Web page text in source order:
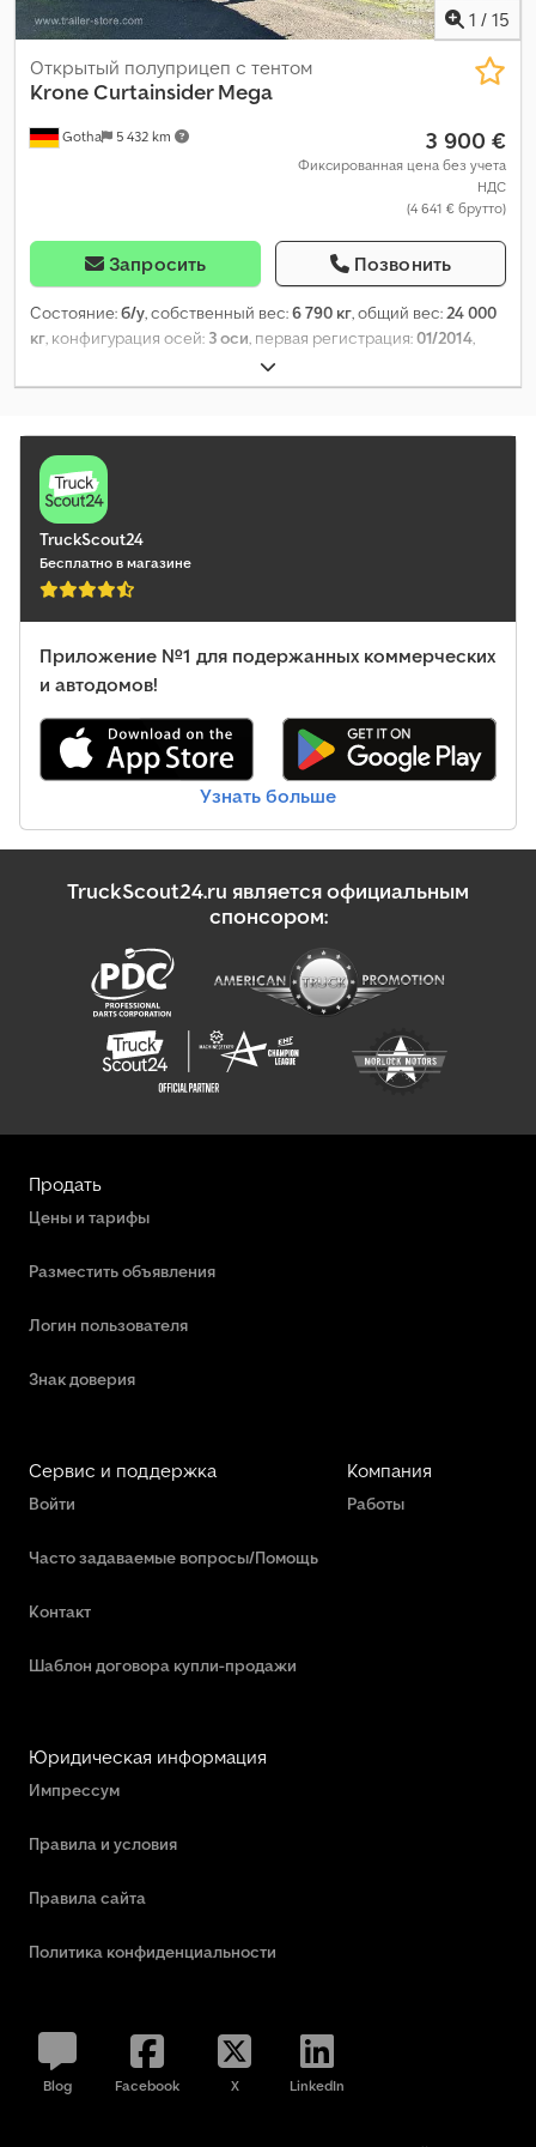
1 / 15
Gotha 5 432 km
Открытый полуприцеп с тентом
KroneCurtainsider Mega
3 900 €
Фиксированная цена без учета
НДС
(4 641 € брутто)
Запросить Позвонить
Состояние:б/у, собственный вес:6 790 кг, общий вес:24 000
кг, конфигурация осей: 3 оси, первая регистрация:01/2014,
13 620 мм
загрузки:2 480 мм, высота грузового отсека:2 800 мм, объем
шины:435/50 R19,5, цвет:синий, Год выпуска:2014, пробег:
762 992 км
TruckScout24
Бесплатно в магазине
Приложение №1 для подержанных коммерческих
и автодомов!
Узнать больше
TruckScout24.ru является официальным
спонсором:
Продать
Цены и тарифы
Разместить объявления
Логин пользователя
Знак доверия
Сервис и поддержка
Войти
Часто задаваемые вопросы/Помощь
Контакт
Шаблон договора купли-продажи
Компания
Работы
Юридическая информация
Импрессум
Правила и условия
Правила сайта
Политика конфиденциальности
Blog Facebook X LinkedIn